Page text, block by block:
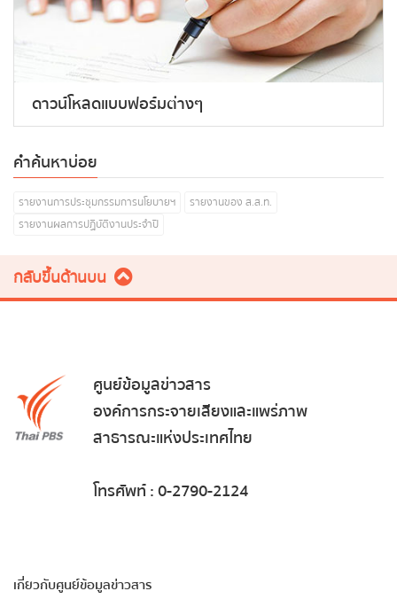
ดาวน์โหลดแบบฟอร์มต่างๆ
คำค้นหาบ่อย
รายงานการประชุมกรรมการนโยบายฯ
รายงานของ ส.ส.ท.
รายงานผลการปฏิบัติงานประจำปี
กลับขึ้นด้านบน
ศูนย์ข้อมูลข่าวสาร
องค์การกระจายเสียงและแพร่ภาพ
สาธารณะแห่งประเทศไทย
โทรศัพท์ : 0-2790-2124
เกี่ยวกับศูนย์ข้อมูลข่าวสาร